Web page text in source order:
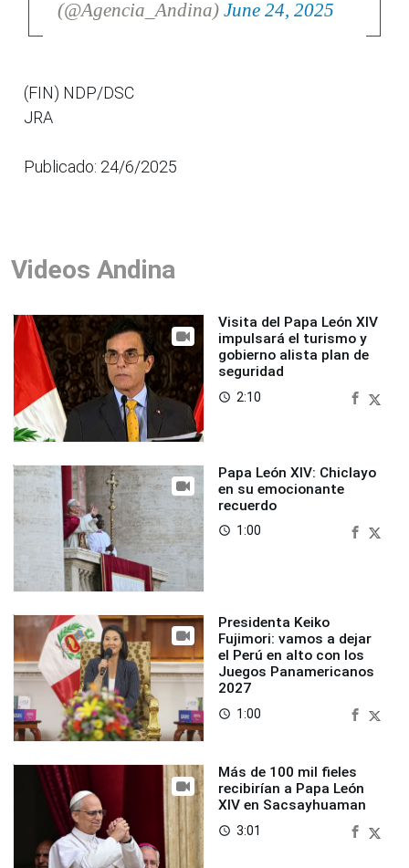
(@Agencia_Andina) June 24, 2025
(FIN) NDP/DSC
JRA
Publicado: 24/6/2025
Videos Andina
Visita del Papa León XIV
impulsará el turismo y
gobierno alista plan de
seguridad
access_time 2:10
Papa León XIV: Chiclayo
en su emocionante
recuerdo
access_time 1:00
Presidenta Keiko
Fujimori: vamos a dejar
el Perú en alto con los
Juegos Panamericanos
2027
access_time 1:00
Más de 100 mil fieles
recibirían a Papa León
XIV en Sacsayhuaman
access_time 3:01